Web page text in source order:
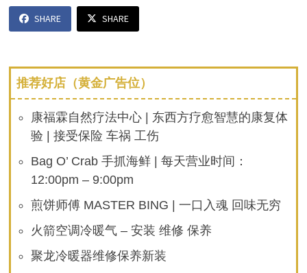
SHARE SHARE
推荐好店（黄金广告位）
康福霖自然疗法中心 | 东西方疗愈智慧的康复体
验 | 接受保险 车祸 工伤
Bag O’ Crab 手抓海鲜 | 每天营业时间：
12:00pm – 9:00pm
煎饼师傅 MASTER BING | 一口入魂 回味无穷
火箭空调冷暖气 – 安装 维修 保养
聚龙冷暖器维修保养新装